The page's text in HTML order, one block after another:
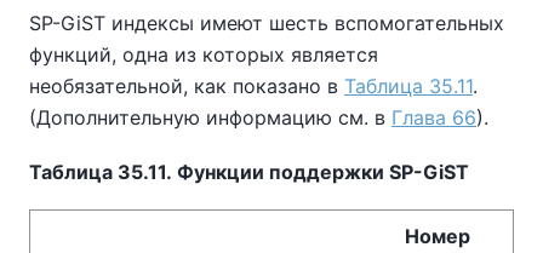
SP-GiST индексы имеют шесть вспомогательных
функций, одна из которых является
необязательной, как показано в Таблица 35.11.
(Дополнительную информацию см. в Глава 66).
Таблица 35.11. Функции поддержки SP-GiST
Номер